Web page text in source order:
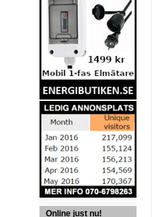
Online just nu!